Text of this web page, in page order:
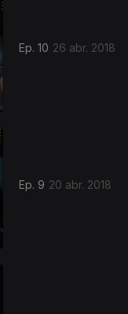
Ep. 10 26 abr. 2018
Ep. 9 20 abr. 2018